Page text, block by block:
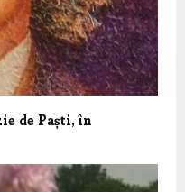
de Paști, în